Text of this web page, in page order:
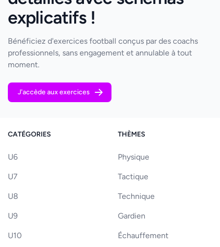
explicatifs !
Bénéficiez d'exercices football conçus par des coachs
professionnels, sans engagement et annulable à tout
moment.
J'accède aux exercices
CATÉGORIES
U6
U7
U8
U9
U10
THÈMES
Physique
Tactique
Technique
Gardien
Échauffement